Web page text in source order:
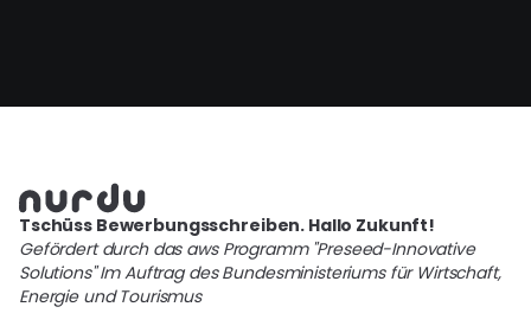
Tschüss Bewerbungsschreiben. Hallo Zukunft!
Gefördert durch das aws Programm "Preseed-Innovative
Solutions" Im Auftrag des Bundesministeriums für Wirtschaft,
Energie und Tourismus